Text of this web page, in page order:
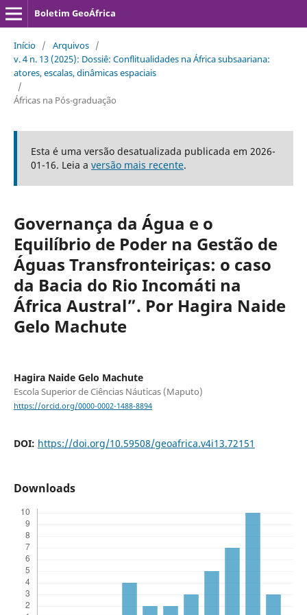
Boletim GeoÁfrica
Início / Arquivos /
v. 4 n. 13 (2025): Dossiê: Conflitualidades na África subsaariana:
atores, escalas, dinâmicas espaciais
/
Áfricas na Pós-graduação
Esta é uma versão desatualizada publicada em 2026-
01-16. Leia a versão mais recente.
Governança da Água e o
Equilíbrio de Poder na Gestão de
Águas Transfronteiriças: o caso
da Bacia do Rio Incomáti na
África Austral”. Por Hagira Naide
Gelo Machute
Hagira Naide Gelo Machute
Escola Superior de Ciências Náuticas (Maputo)
https://orcid.org/0000-0002-1488-8894
DOI: https://doi.org/10.59508/geoafrica.v4i13.72151
Downloads